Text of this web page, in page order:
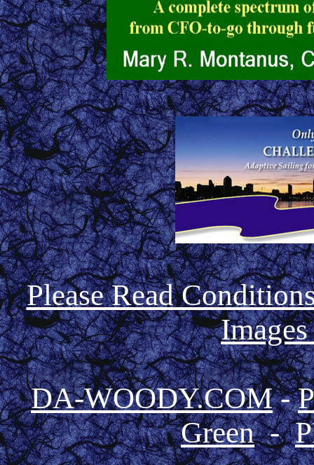
Please Read
DA-WOODY.COM-
Green-